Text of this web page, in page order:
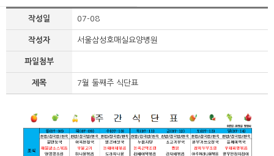
작성일 07-08
작성자 서울삼성호매실요양병원
파일첨부
제목 7월 둘째주 식단표